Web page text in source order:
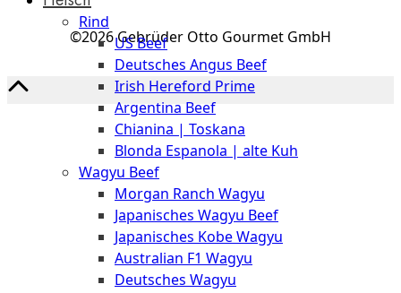
Stuttgart
Rind
US Beef
Deutsches Angus Beef
Irish Hereford Prime
Argentina Beef
Chianina | Toskana
Blonda Espanola | alte Kuh
Wagyu Beef
Morgan Ranch Wagyu
Japanisches Wagyu Beef
Japanisches Kobe Wagyu
Australian F1 Wagyu
Deutsches Wagyu
©2026 Gebrüder Otto Gourmet GmbH